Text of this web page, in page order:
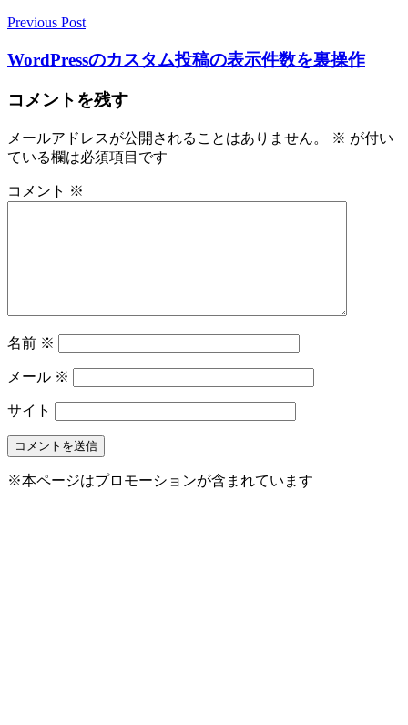
投
稿
ビ
ゲ
シ
Previous Post
WordPressのカスタム投稿の表示件数を裏操作
コメントを残す
メールアドレスが公開されることはありません。 ※ が付い
ている欄は必須項目です
コメント ※
名前 ※
メール ※
サイト
※本ページはプロモーションが含まれています